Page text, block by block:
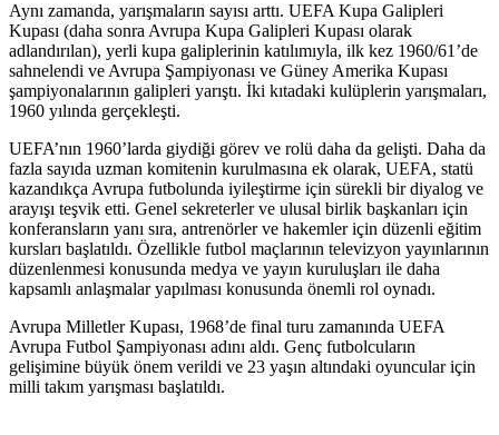
Aynı zamanda, yarışmaların sayısı arttı. UEFA Kupa Galipleri
Kupası (daha sonra Avrupa Kupa Galipleri Kupası olarak
adlandırılan), yerli kupa galiplerinin katılımıyla, ilk kez 1960/61’de
sahnelendi ve Avrupa Şampiyonası ve Güney Amerika Kupası
şampiyonalarının galipleri yarıştı. İki kıtadaki kulüplerin yarışmaları,
1960 yılında gerçekleşti.
UEFA’nın 1960’larda giydiği görev ve rolü daha da gelişti. Daha da
fazla sayıda uzman komitenin kurulmasına ek olarak, UEFA, statü
kazandıkça Avrupa futbolunda iyileştirme için sürekli bir diyalog ve
arayışı teşvik etti. Genel sekreterler ve ulusal birlik başkanları için
konferansların yanı sıra, antrenörler ve hakemler için düzenli eğitim
kursları başlatıldı. Özellikle futbol maçlarının televizyon yayınlarının
düzenlenmesi konusunda medya ve yayın kuruluşları ile daha
kapsamlı anlaşmalar yapılması konusunda önemli rol oynadı.
Avrupa Milletler Kupası, 1968’de final turu zamanında UEFA
Avrupa Futbol Şampiyonası adını aldı. Genç futbolcuların
gelişimine büyük önem verildi ve 23 yaşın altındaki oyuncular için
milli takım yarışması başlatıldı.